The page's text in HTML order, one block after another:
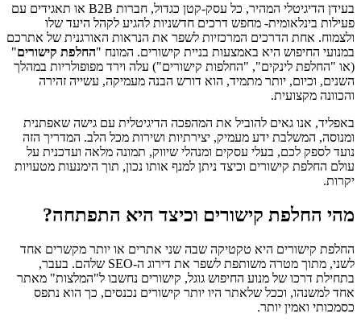
בעידן הדיגיטלי המהיר, כל עסק-קטן כגדול, חברות B2B או תאגידים עם
פעילות בינלאומית- מחפש דרכים חדשניות להגיע לקהל היעד שלו
ולצמוח. אחת הדרכים המרכזיות לשפר את הנראות האורגנית של אתרכם
במנועי החיפוש היא באמצעות בניית קישורים. המונח "החלפת קישורים"
(או "החלפת לינקים", "החלפות קישורים") עלה וירד מפופולריות במהלך
השנים, וכיום, יותר מתמיד, הוא דורש הבנה מעמיקה, עשייה זהירה
והכוונה מקצועית.
באפליד, אנו גאים להוביל את המהפכה הדיגיטלית עם גישה שאפתנית
ומנוסה, המשלבת ידע מעמיק, יצירתיות ושירות מכל הלב. המדריך הזה
נועד לספק לכם, בעלי עסקים ומנהלי שיווק, תמונה מלאה ועדכנית על
עולם החלפת קישורים וכיצד ניתן למנף אותו נכון, תוך הימנעות מטעויות
יקרות.
מהי החלפת קישורים וכיצד היא התפתחה?
החלפת קישורים היא טקטיקה שבה שני אתרים או יותר מקשרים אחד
לשני, מתוך מטרה משותפת לשפר את דירוג ה-SEO שלהם. בעבר,
בתחילת דרכו של מנוע החיפוש גוגל, קישורים נחשבו ל"המלצות" מאתר
אחד למשנהו, וככל שלאתר היו יותר קישורים נכנסים, כך הוא נתפס
כסמכותי ואמין יותר.